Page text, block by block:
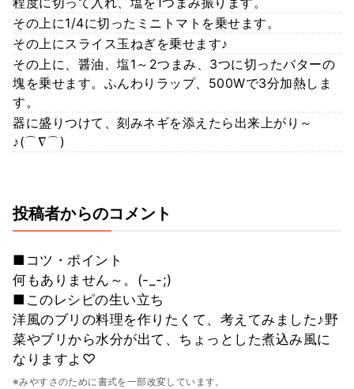
その上に1/4に切ったミニトマトを乗せます。
その上にスライス玉ねぎを乗せます♪
その上に、醤油、塩1～2つまみ、3つに切ったバターの
塊を乗せます。ふんわりラップ、500Wで3分加熱しま
す。
器に盛りつけて、刻みネギを添えたら出来上がり～
♪(⌒∇⌒)
投稿者からのコメント
■コツ・ポイント
何もありません～。(-_-;)
■このレシピの生い立ち
洋風のブリの料理を作りたくて、考えてみました♪野
菜やブリから水分が出て、ちょっとした煮込み風に
なりますよ♡
※みやすさのために書式を一部改変しています。